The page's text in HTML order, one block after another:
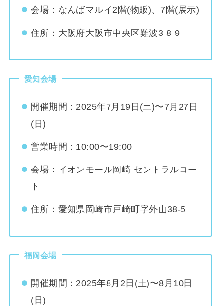
会場：なんばマルイ2階(物販)、7階(展示)
住所：大阪府大阪市中央区難波3-8-9
愛知会場
開催期間：2025年7月19日(土)〜7月27日
(日)
営業時間：10:00〜19:00
会場：イオンモール岡崎 セントラルコー
ト
住所：愛知県岡崎市戸崎町字外山38-5
福岡会場
開催期間：2025年8月2日(土)〜8月10日
(日)